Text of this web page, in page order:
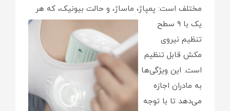
مختلف است: پمپاژ، ماساژ، و حالت بیونیک، که هر
یک
با 9 سطح
تنظیم نیروی
مکش قابل تنظیم
است. این ویژگی‌ها
به مادران اجازه
می‌دهد تا با توجه